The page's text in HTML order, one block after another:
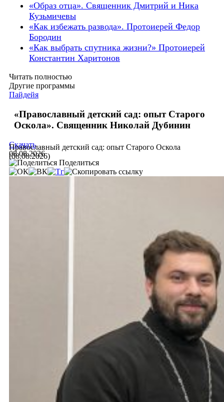
«Образ отца». Священник Дмитрий и Ника
Кузьмичевы
«Как избежать развода». Протоиерей Федор
Бородин
«Как выбрать спутника жизни?» Протоиерей
Константин Харитонов
Читать полностью
Другие программы
Пайдейя
«Православный детский сад: опыт Старого
Оскола». Священник Николай Дубинин
Православный детский сад: опыт Старого Оскола
(08.08.2026)
Скачать
08.08.2026
Поделиться